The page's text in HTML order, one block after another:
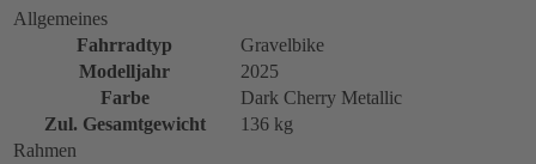
Allgemeines
Fahrradtyp
Gravelbike
Modelljahr
2025
Farbe
Dark Cherry Metallic
Zul. Gesamtgewicht
136 kg
Rahmen